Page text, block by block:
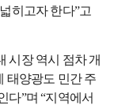
히고자 한다”고
시장 역시 점차 개
태양광도 민간 주
다”며 “지역에서